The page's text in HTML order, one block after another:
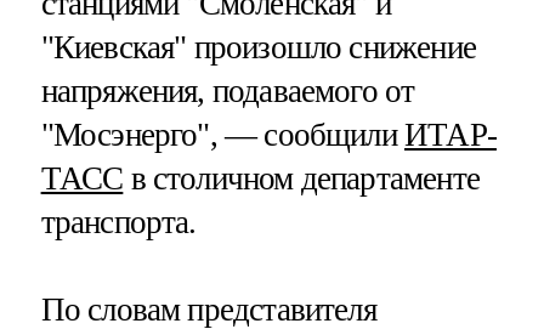
"Киевская" произошло снижение
напряжения, подаваемого от
"Мосэнерго", — сообщилиИТАР-
ТАСС в столичном департаменте
транспорта.
По словам представителя